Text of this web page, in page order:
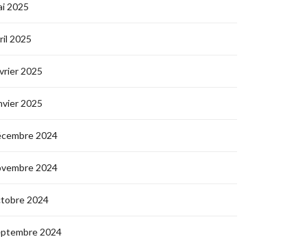
2025
2025
2025
2025
2024
2024
2024
2024